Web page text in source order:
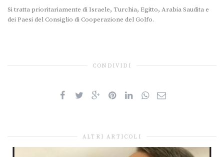
Si tratta prioritariamente di Israele, Turchia, Egitto, Arabia Saudita e
dei Paesi del Consiglio di Cooperazione del Golfo.
CONDIVIDI
ALTRI ARTICOLI